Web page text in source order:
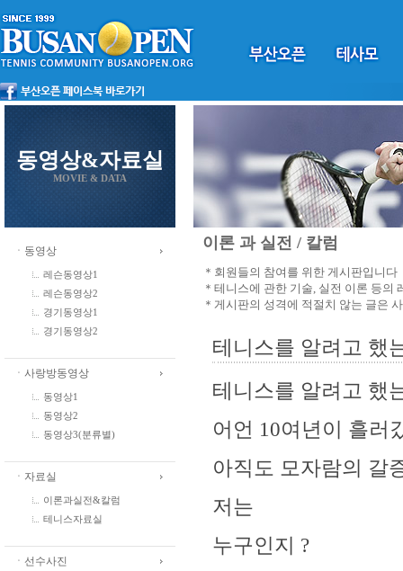
동영상&자료실
MOVIE & DATA
ㆍ동영상
레슨동영상1
레슨동영상2
경기동영상1
경기동영상2
ㆍ사랑방동영상
동영상1
동영상2
동영상3(분류별)
ㆍ자료실
이론과실전&칼럼
테니스자료실
ㆍ선수사진
이론 과 실전 / 칼럼
＊회원들의 참여를 위한 게시판입니다
＊테니스에 관한 기술, 실전 이론 등의
＊게시판의 성격에 적절치 않는 글은
테니스를 알려고 했
테니스를 알려고 했
어언 10여년이 흘러
아직도 모자람의 갈
저는
누구인지 ?